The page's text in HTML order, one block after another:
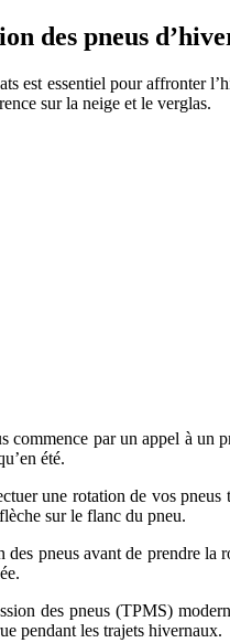
des pneus
est essentiel pour affronter
sur la neige et le verglas.
commence par un appel à
été.
une rotation de vos
sur le flanc du pneu.
pneus avant de prendre
des pneus (TPMS)
pendant les trajets hivernaux.